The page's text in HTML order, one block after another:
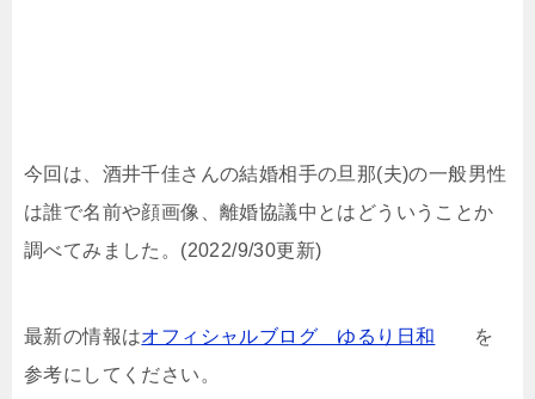
今回は、酒井千佳さんの結婚相手の旦那(夫)の一般男性
は誰で名前や顔画像、離婚協議中とはどういうことか
調べてみました。(2022/9/30更新)
最新の情報はオフィシャルブログ ゆるり日和 を
参考にしてください。